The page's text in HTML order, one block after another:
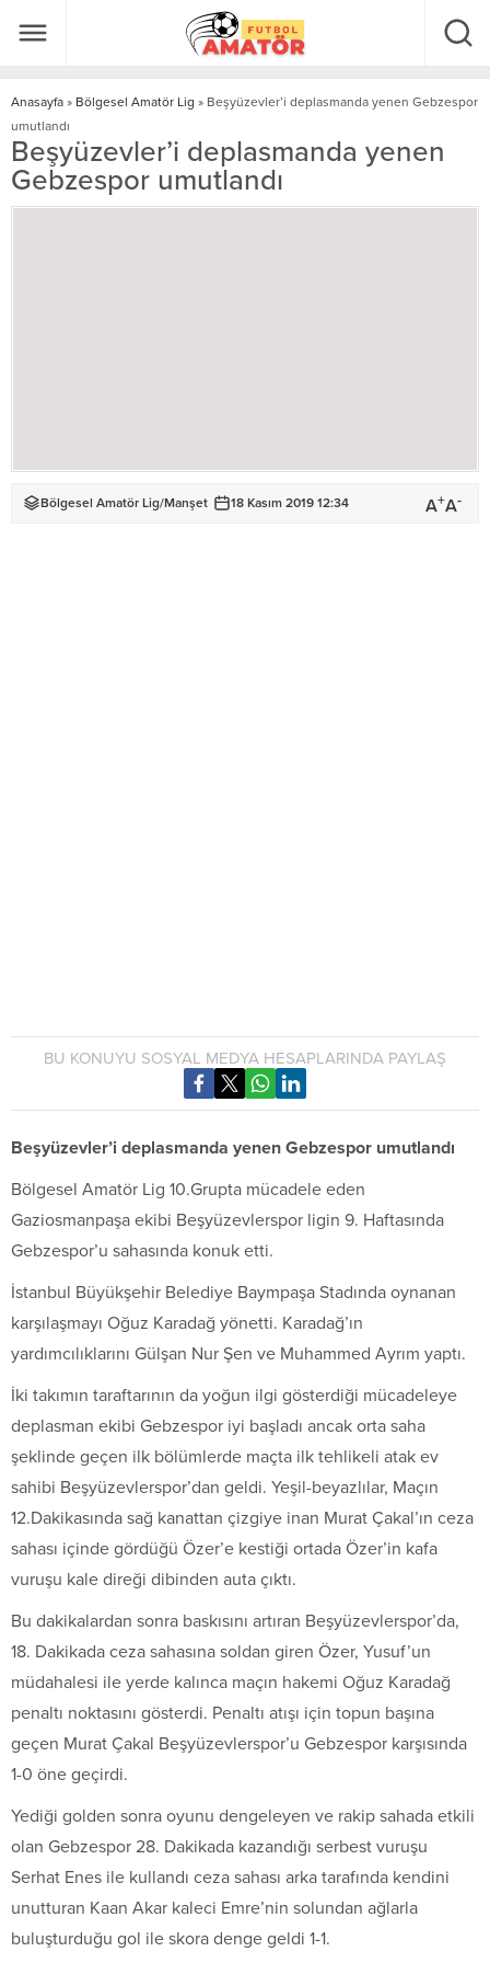
Anasayfa » Bölgesel Amatör Lig » Beşyüzevler’i deplasmanda yenen Gebzespor
umutlandı
Beşyüzevler’i deplasmanda yenen
Gebzespor umutlandı
Bölgesel Amatör Lig/Manşet 18 Kasım 2019 12:34 A+A-
BU KONUYU SOSYAL MEDYA HESAPLARINDA PAYLAŞ
Beşyüzevler’i deplasmanda yenen Gebzespor umutlandı
Bölgesel Amatör Lig 10.Grupta mücadele eden
Gaziosmanpaşa ekibi Beşyüzevlerspor ligin 9. Haftasında
Gebzespor’u sahasında konuk etti.
İstanbul Büyükşehir Belediye Baympaşa Stadında oynanan
karşılaşmayı Oğuz Karadağ yönetti. Karadağ’ın
yardımcılıklarını Gülşan Nur Şen ve Muhammed Ayrım yaptı.
İki takımın taraftarının da yoğun ilgi gösterdiği mücadeleye
deplasman ekibi Gebzespor iyi başladı ancak orta saha
şeklinde geçen ilk bölümlerde maçta ilk tehlikeli atak ev
sahibi Beşyüzevlerspor’dan geldi. Yeşil-beyazlılar, Maçın
12.Dakikasında sağ kanattan çizgiye inan Murat Çakal’ın ceza
sahası içinde gördüğü Özer’e kestiği ortada Özer’in kafa
vuruşu kale direği dibinden auta çıktı.
Bu dakikalardan sonra baskısını artıran Beşyüzevlerspor’da,
18. Dakikada ceza sahasına soldan giren Özer, Yusuf’un
müdahalesi ile yerde kalınca maçın hakemi Oğuz Karadağ
penaltı noktasını gösterdi. Penaltı atışı için topun başına
geçen Murat Çakal Beşyüzevlerspor’u Gebzespor karşısında
1-0 öne geçirdi.
Yediği golden sonra oyunu dengeleyen ve rakip sahada etkili
olan Gebzespor 28. Dakikada kazandığı serbest vuruşu
Serhat Enes ile kullandı ceza sahası arka tarafında kendini
unutturan Kaan Akar kaleci Emre’nin solundan ağlarla
buluşturduğu gol ile skora denge geldi 1-1.